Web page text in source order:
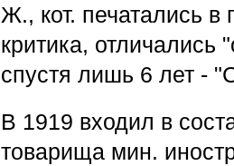
Ж., кот. печатались
критика, отличались
спустя лишь 6 лет -
В 1919 входил в
товарища мин.